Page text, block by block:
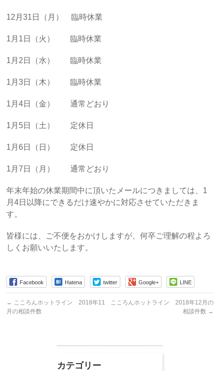
12月31日（月） 臨時休業
1月1日（火） 臨時休業
1月2日（水） 臨時休業
1月3日（木） 臨時休業
1月4日（金） 通常どおり
1月5日（土） 定休日
1月6日（日） 定休日
1月7日（月） 通常どおり
年末年始の休業期間中に頂いたメールにつきましては、1
月4日以降にできるだけ速やかに対応させていただきま
す。
皆様には、ご不便をおかけしますが、何卒ご理解の程よろ
しくお願いいたします。
Facebook Hatena twitter Google+ LINE
← こころんホットライン 2018年11
月の相談件数
こころんホットライン 2018年12月の
相談件数 →
カテゴリー